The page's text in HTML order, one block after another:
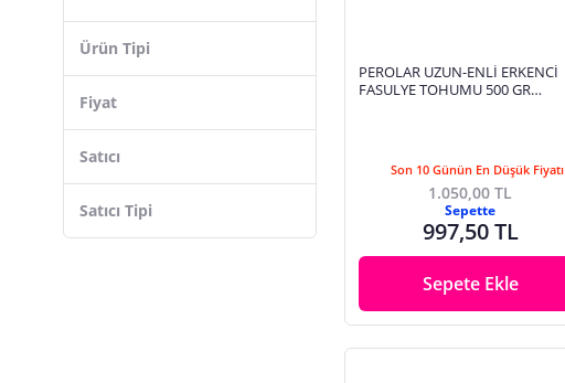
Bilgarden
EKBERA
Çimsan
Ürün Tipi
Çim Tohumu
Meyve Tohumu
Bitki Fidanı
Fiyat
Satıcı
Satıcı Tipi
PEROLAR UZUN-ENLİ ERKENCİ
FASULYE TOHUMU 500 GR
Son 10 Günün En Düşük Fiyatı
1.050,00 TL
Sepette
997,50 TL
Sepete Ekle